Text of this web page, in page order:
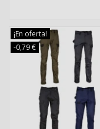
¡En oferta!
-0,79 €